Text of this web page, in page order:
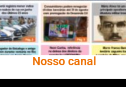
Nosso canal